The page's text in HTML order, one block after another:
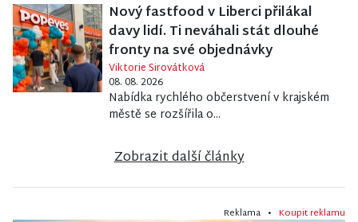
Nový fastfood v Liberci přilákal
davy lidí. Ti neváhali stát dlouhé
fronty na své objednávky
Viktorie Sirovátková
08. 08. 2026
Nabídka rychlého občerstvení v krajském
městě se rozšířila o...
Zobrazit další články
Reklama • Koupit reklamu